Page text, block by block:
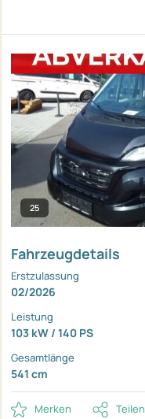
25
Fahrzeugdetails
Erstzulassung
02/2026
Leistung
103 kW / 140 PS
Gesamtlänge
541 cm
Merken Teilen